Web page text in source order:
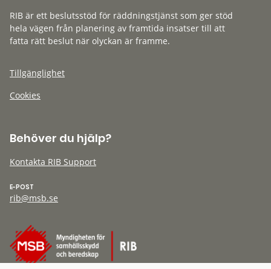
RIB är ett beslutsstöd för räddningstjänst som ger stöd
hela vägen från planering av framtida insatser till att
fatta rätt beslut när olyckan är framme.
Tillgänglighet
Cookies
Behöver du hjälp?
Kontakta RIB Support
E-POST
rib@msb.se